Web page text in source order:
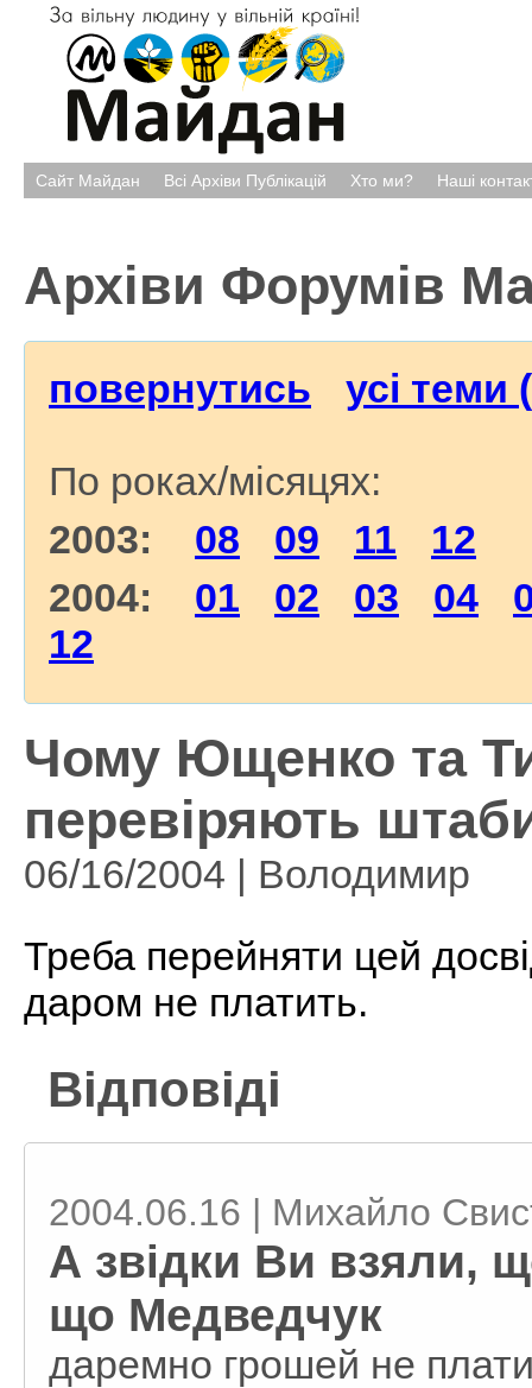
Сайт Майдан Всі Архіви Публікацій Хто ми? Наші
Архіви Форумів
повернутись усі теми
По роках/місяцях:
2003: 08 09 11
12
2004: 01 02 03 04
12
Чому Ющенко та
перевіряють
06/16/2004 | Володимир
Треба перейняти цей
даром не платить.
Відповіді
2004.06.16 | Михайло
А звідки Ви взяли,
що Медведчук
даремно грошей не